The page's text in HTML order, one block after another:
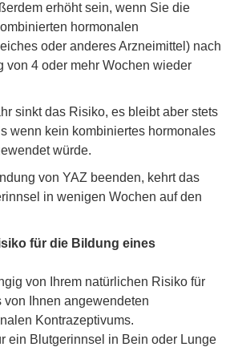
erhöht sein, wenn Sie die
hormonalen
oder anderes Arzneimittel) nach
von 4 oder mehr Wochen wieder
sinkt das Risiko, es bleibt aber stets
wenn kein kombiniertes hormonales
würde.
von YAZ beenden, kehrt das
in wenigen Wochen auf den
für die Bildung eines
von Ihrem natürlichen Risiko für
von Ihnen angewendeten
Kontrazeptivums.
ein Blutgerinnsel in Bein oder Lunge